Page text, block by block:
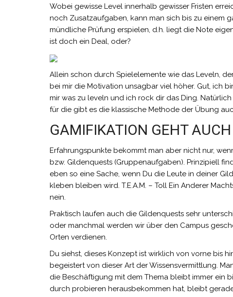
Wobei gewisse Level innerhalb gewisser Fristen
noch Zusatzaufgaben, kann man sich bis zu einem
mündliche Prüfung erspielen, d.h. liegt die Note
ist doch ein Deal, oder?
Allein schon durch Spielelemente wie das Leveln,
bei mir die Motivation unsagbar viel höher. Gut, ich
mir was zu leveln und ich rock dir das Ding.
für die gibt es die klassische Methode der Übung
GAMIFIKATION GEHT AUCH
Erfahrungspunkte bekommt man aber nicht nur,
bzw. Gildenquests (Gruppenaufgaben). Prinzipiell
eben so eine Sache, wenn Du die Leute in deiner
kleben bleiben wird. T.E.A.M. – Toll Ein Anderer
nein.
Praktisch laufen auch die Gildenquests sehr
oder manchmal werden wir über den Campus
Orten verdienen.
Du siehst, dieses Konzept ist wirklich von vorne bis
begeistert von dieser Art der Wissensvermittlung.
die Beschäftigung mit dem Thema bleibt immer ein
durch probieren herausbekommen hat, bleibt